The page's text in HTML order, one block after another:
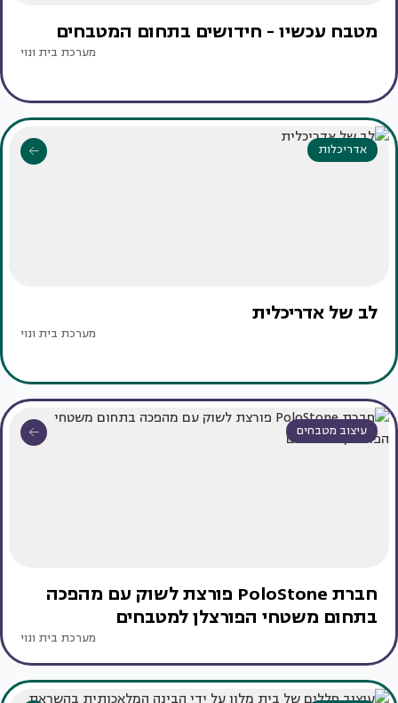
מטבח עכשיו - חידושים בתחום המטבחים
מערכת בית ונוי
אדריכלות
לב של אדריכלית
מערכת בית ונוי
עיצוב מטבחים
חברת PoloStone פורצת לשוק עם מהפכה
בתחום משטחי הפורצלן למטבחים
מערכת בית ונוי